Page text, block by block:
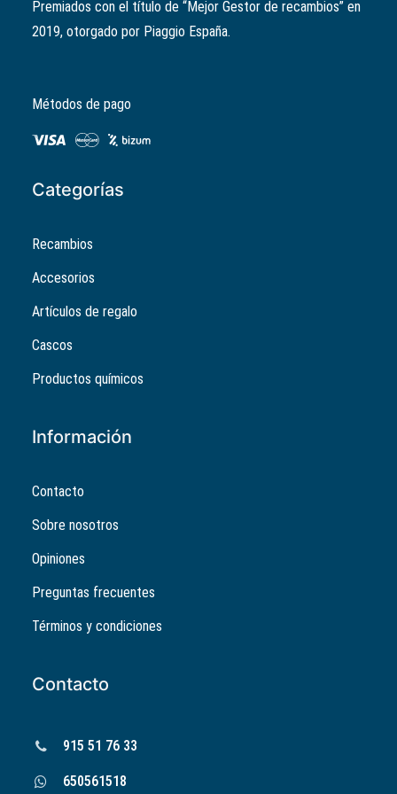
precio
original
precio
Premiados con el título de “Mejor Gestor de recambios” en
2019, otorgado por Piaggio España.
Métodos de pago
Categorías
Recambios
Accesorios
Artículos de regalo
Cascos
Productos químicos
Información
Contacto
Sobre nosotros
Opiniones
Preguntas frecuentes
Términos y condiciones
Contacto
915 51 76 33
650561518